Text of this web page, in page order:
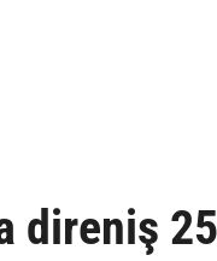
direniş